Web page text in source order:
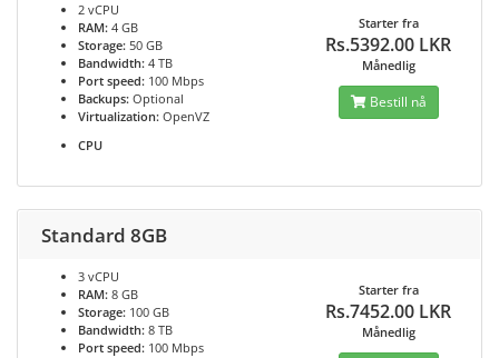
2 vCPU
RAM: 4 GB
Storage: 50 GB
Bandwidth: 4 TB
Port speed: 100 Mbps
Backups: Optional
Virtualization: OpenVZ
CPU
Starter fra
Rs.5392.00 LKR
Månedlig
Bestill nå
Standard 8GB
3 vCPU
RAM: 8 GB
Storage: 100 GB
Bandwidth: 8 TB
Port speed: 100 Mbps
Starter fra
Rs.7452.00 LKR
Månedlig